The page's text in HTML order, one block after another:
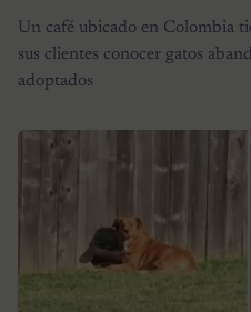
Un café ubicado en Colombia
sus clientes conocer gatos
adoptados